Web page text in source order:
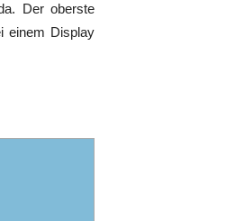
Der oberste
einem Display